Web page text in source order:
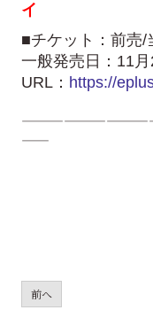
イ
■チケット：前売/
一般発売日：11
URL： https://
——
前へ